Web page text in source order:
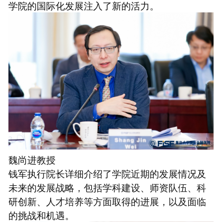
学院的国际化发展注入了新的活力。
魏尚进教授
钱军执行院长详细介绍了学院近期的发展情况及
未来的发展战略，包括学科建设、师资队伍、科
研创新、人才培养等方面取得的进展，以及面临
的挑战和机遇。